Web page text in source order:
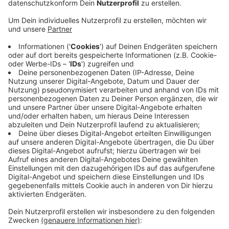
Bürgersteige definitiv nicht unterspült, das hat ein
teilweise gesperrte Kreuzung von Bahnstraße,
Düsseldorfer und Wiedener Straße für
Verkehrsprobleme. Die provisorische Ampelanlage
kann die vielen Fahrzeuge nur schwer bewältigen,
heißt es von der Stadt. Und wie die Ratsfraktion
der Grünen mitteilt, ist die Teilsperrung auch für
die umliegende Landwirtschaft ein Problem, vor
allem wenn nächsten Monat Getreide geerntet
wird. Dann müssen auch große Erntefahrzeuge
über die Kreuzung.
Veröffentlicht:Donnerstag, 28.05.2026 14:28
Anzeige